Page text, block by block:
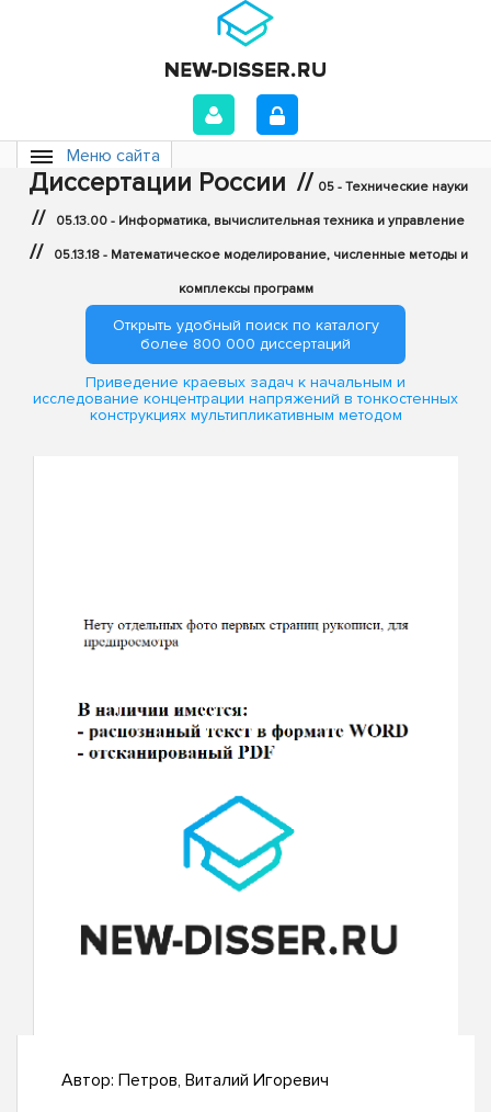
Меню сайта
Диссертации России // 05 - Технические науки
// 05.13.00 - Информатика, вычислительная техника и управление
// 05.13.18 - Математическое моделирование, численные методы и
комплексы программ
Открыть удобный поиск по каталогу
более 800 000 диссертаций
Приведение краевых задач к начальным и
исследование концентрации напряжений в тонкостенных
конструкциях мультипликативным методом
Автор: Петров, Виталий Игоревич